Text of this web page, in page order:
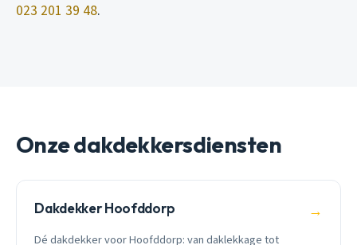
023 201 39 48.
Onze dakdekkersdiensten
Dakdekker Hoofddorp →
Dé dakdekker voor Hoofddorp: van daklekkage tot